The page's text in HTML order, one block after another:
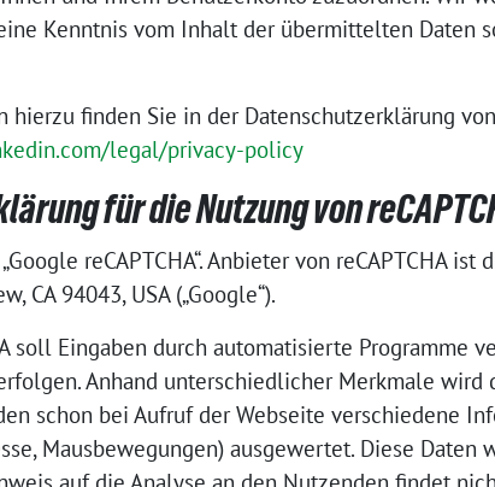
Kenntnis vom Inhalt der übermittelten Daten
hierzu finden Sie in der Datenschutzerklärung
legal/privacy-policy
für die Nutzung von
reCAPTCHA“. Anbieter von reCAPTCHA
CA 94043, USA („Google“).
soll Eingaben durch automatisierte Programme
Anhand unterschiedlicher Merkmale wird
schon bei Aufruf der Webseite verschiedene
Mausbewegungen) ausgewertet. Diese Daten